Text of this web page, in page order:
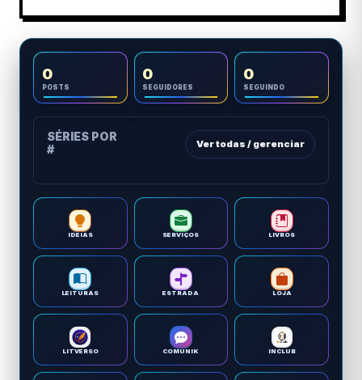
0
POSTS
0
SEGUIDORES
0
SEGUINDO
SÉRIES POR
#
Ver todas / gerenciar
IDEIAS SERVIÇOS LIVROS
LEITURAS ESTRADA LOJA
LITVERSO COMUNIK INCLUB